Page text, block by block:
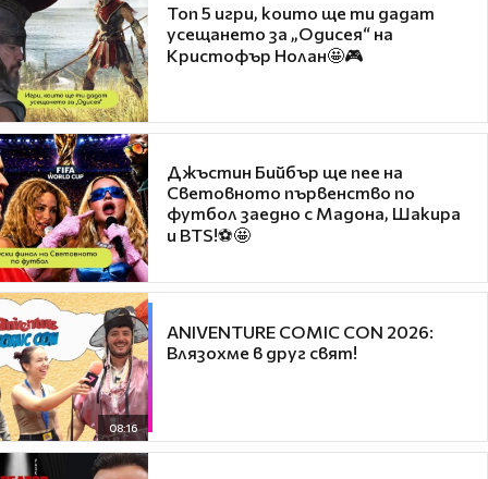
Топ 5 игри, които ще ти дадат
усещането за „Одисея“ на
Кристофър Нолан🤩🎮
Джъстин Бийбър ще пее на
Световното първенство по
футбол заедно с Мадона, Шакира
и BTS!⚽🤩
08:16
ANIVENTURE COMIC CON 2026:
Влязохме в друг свят!